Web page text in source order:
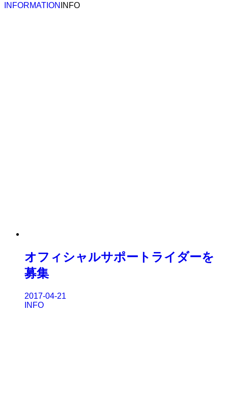
INFORMATION INFO
オフィシャルサポートライダーを
募集
2017-04-21
INFO